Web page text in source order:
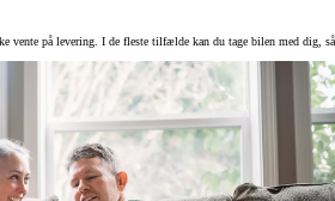
vente på levering. I de fleste tilfælde kan du tage bilen med dig, så